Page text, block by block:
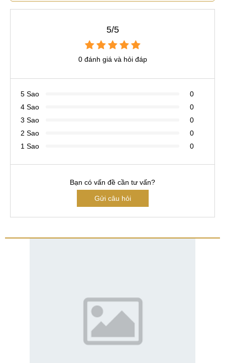
5/5
0 đánh giá và hỏi đáp
5 Sao
0
4 Sao
0
3 Sao
0
2 Sao
0
1 Sao
0
Bạn có vấn đề cần tư vấn?
Gửi câu hỏi